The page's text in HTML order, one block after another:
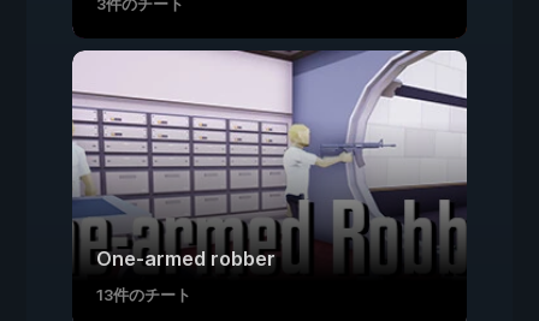
One-armed robber
13件のチート